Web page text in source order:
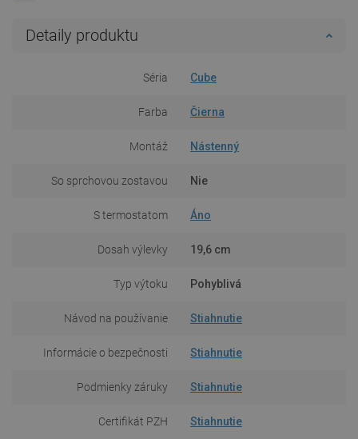
Detaily produktu
Séria Cube
Farba Čierna
Montáž Nástenný
So sprchovou zostavou Nie
S termostatom Áno
Dosah výlevky 19,6 cm
Typ výtoku Pohyblivá
Návod na používanie Stiahnutie
Informácie o bezpečnosti Stiahnutie
Podmienky záruky Stiahnutie
Certifikát PZH Stiahnutie